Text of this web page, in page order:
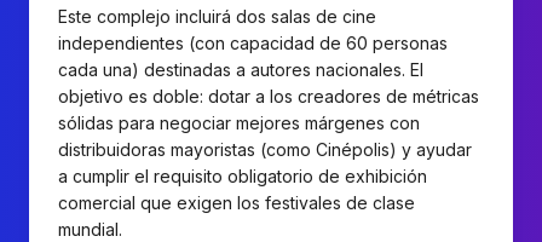
Este complejo incluirá dos salas de cine
independientes (con capacidad de 60 personas
cada una) destinadas a autores nacionales. El
objetivo es doble: dotar a los creadores de métricas
sólidas para negociar mejores márgenes con
distribuidoras mayoristas (como Cinépolis) y ayudar
a cumplir el requisito obligatorio de exhibición
comercial que exigen los festivales de clase
mundial.